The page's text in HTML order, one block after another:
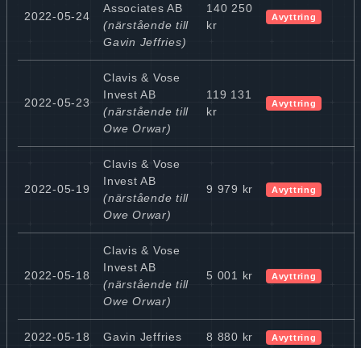
2022-05-24
Associates AB
(närstående till
Gavin Jeffries)
140 250
kr
Avyttring
2022-05-23
Clavis & Vose
Invest AB
(närstående till
Owe Orwar)
119 131
kr
Avyttring
2022-05-19
Clavis & Vose
Invest AB
(närstående till
Owe Orwar)
9 979 kr Avyttring
2022-05-18
Clavis & Vose
Invest AB
(närstående till
Owe Orwar)
5 001 kr Avyttring
2022-05-18 Gavin Jeffries 8 880 kr Avyttring